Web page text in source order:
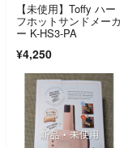
【未使用】Toffy ハー
フホットサンドメーカ
ー K-HS3-PA
¥4,250